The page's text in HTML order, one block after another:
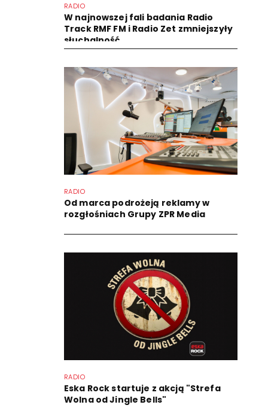
RADIO
W najnowszej fali badania Radio
Track RMF FM i Radio Zet zmniejszyły
słuchalność
RADIO
Od marca podrożeją reklamy w
rozgłośniach Grupy ZPR Media
RADIO
Eska Rock startuje z akcją "Strefa
Wolna od Jingle Bells"